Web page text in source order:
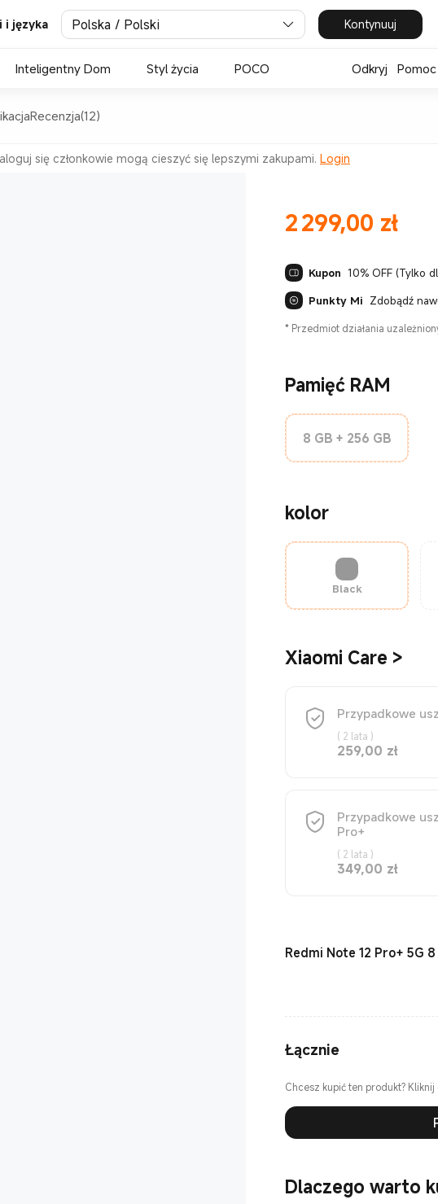
i języka Polska / Polski Kontynuuj
Inteligentny Dom Styl życia POCO Odkryj
Recenzja(12)
się członkowie mogą cieszyć się lepszymi zakupami. Login
2 299,00 zł
Current Price zł2299.00
Kupon 10% OFF (Tylko
Punkty Mi Zdobądź
* Przedmiot działania
Pamięć RAM
8 GB + 256 GB
kolor
Black
Xiaomi Care >
Przypadkowe
( 2 lata )
259,00 zł
Przypadkowe
Pro+
( 2 lata )
349,00 zł
Redmi Note 12 Pro+ 5G
Łącznie
Chcesz kupić ten produkt? Kliknij
Dlaczego warto